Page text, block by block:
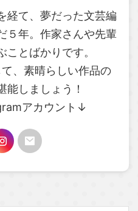
経て、夢だった文芸編
５年。作家さんや先輩
とばかりです。
、素晴らしい作品の
能しましょう！
アカウント↓